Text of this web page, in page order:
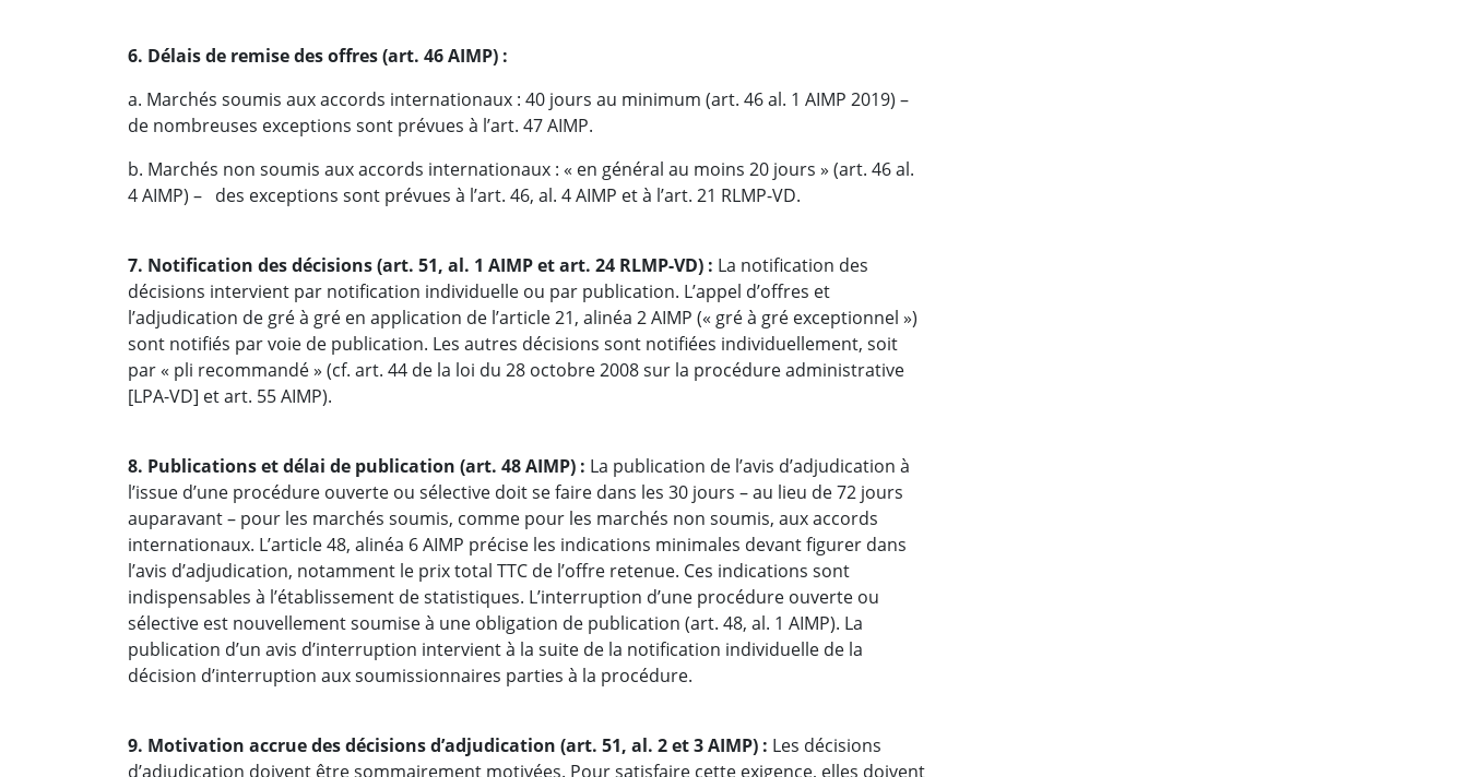
6. Délais de remise des offres (art. 46 AIMP) :
a. Marchés soumis aux accords internationaux : 40 jours au minimum (art. 46 al. 1 AIMP 2019) –
de nombreuses exceptions sont prévues à l’art. 47 AIMP.
b. Marchés non soumis aux accords internationaux : « en général au moins 20 jours » (art. 46 al.
4 AIMP) – des exceptions sont prévues à l’art. 46, al. 4 AIMP et à l’art. 21 RLMP-VD.
7. Notification des décisions (art. 51, al. 1 AIMP et art. 24 RLMP-VD) : La notification des
décisions intervient par notification individuelle ou par publication. L’appel d’offres et
l’adjudication de gré à gré en application de l’article 21, alinéa 2 AIMP (« gré à gré exceptionnel »)
sont notifiés par voie de publication. Les autres décisions sont notifiées individuellement, soit
par « pli recommandé » (cf. art. 44 de la loi du 28 octobre 2008 sur la procédure administrative
[LPA-VD] et art. 55 AIMP).
8. Publications et délai de publication (art. 48 AIMP) : La publication de l’avis d’adjudication à
l’issue d’une procédure ouverte ou sélective doit se faire dans les 30 jours – au lieu de 72 jours
auparavant – pour les marchés soumis, comme pour les marchés non soumis, aux accords
internationaux. L’article 48, alinéa 6 AIMP précise les indications minimales devant figurer dans
l’avis d’adjudication, notamment le prix total TTC de l’offre retenue. Ces indications sont
indispensables à l’établissement de statistiques. L’interruption d’une procédure ouverte ou
sélective est nouvellement soumise à une obligation de publication (art. 48, al. 1 AIMP). La
publication d’un avis d’interruption intervient à la suite de la notification individuelle de la
décision d’interruption aux soumissionnaires parties à la procédure.
9. Motivation accrue des décisions d’adjudication (art. 51, al. 2 et 3 AIMP) : Les décisions
d’adjudication doivent être sommairement motivées. Pour satisfaire cette exigence, elles doivent